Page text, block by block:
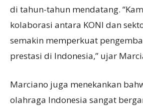
di tahun-tahun mendatang.
kolaborasi antara KONI dan
semakin memperkuat
prestasi di Indonesia,” ujar
Marciano juga menekankan
olahraga Indonesia sangat